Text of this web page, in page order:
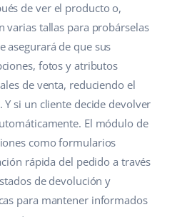
de ver el producto o,
varias tallas para probárselas
asegurará de que sus
fotos y atributos
de venta, reduciendo el
Y si un cliente decide devolver
El módulo de
como formularios
rápida del pedido a través
de devolución y
para mantener informados